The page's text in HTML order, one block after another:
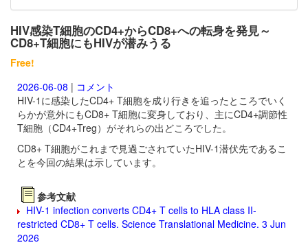
HIV感染T細胞のCD4+からCD8+への転身を発見～
CD8+T細胞にもHIVが潜みうる
Free!
2026-06-08 | コメント
HIV-1に感染したCD4+ T細胞を成り行きを追ったところでいく
らかが意外にもCD8+ T細胞に変身しており、主にCD4+調節性
T細胞（CD4+Treg）がそれらの出どころでした。
CD8+ T細胞がこれまで見過ごされていたHIV-1潜伏先であるこ
とを今回の結果は示しています。
参考文献
HIV-1 infection converts CD4+ T cells to HLA class II-
restricted CD8+ T cells. Science Translational Medicine. 3 Jun
2026